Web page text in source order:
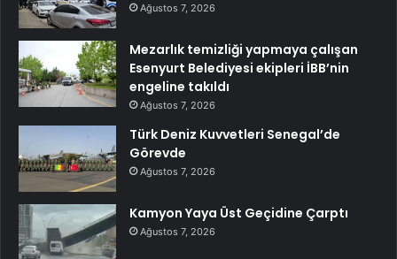
Ağustos 7, 2026
Mezarlık temizliği yapmaya çalışan
Esenyurt Belediyesi ekipleri İBB’nin
engeline takıldı
Ağustos 7, 2026
Türk Deniz Kuvvetleri Senegal’de
Görevde
Ağustos 7, 2026
Kamyon Yaya Üst Geçidine Çarptı
Ağustos 7, 2026